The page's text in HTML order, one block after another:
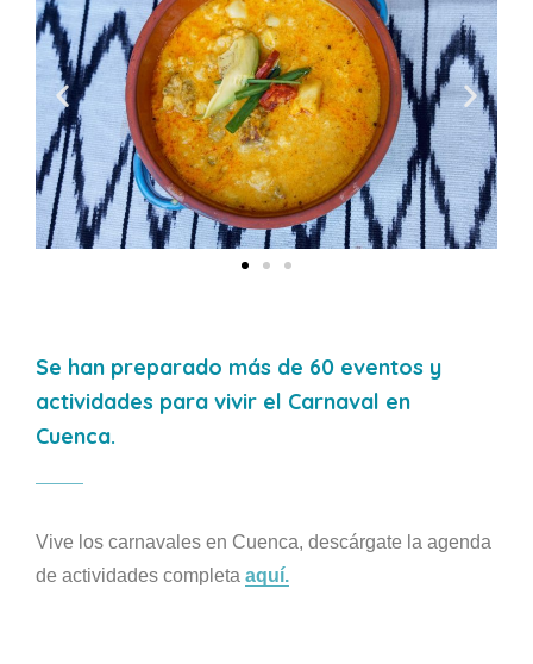
Se han preparado más de 60 eventos y
actividades para vivir el Carnaval en
Cuenca.
Vive los carnavales en Cuenca, descárgate la agenda
de actividades completa aquí.